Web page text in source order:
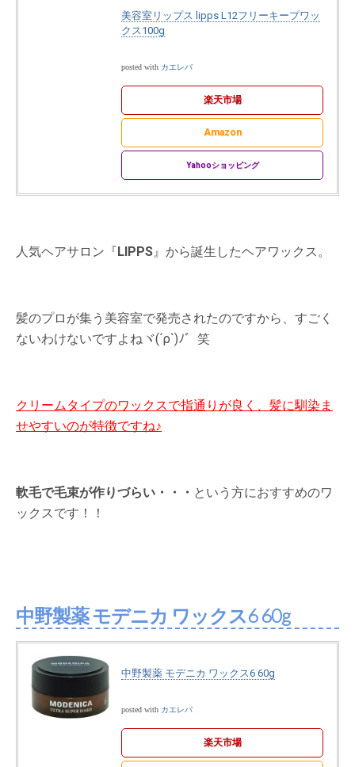
美容室リップス lipps L12フリーキープワッ
クス100g
posted with カエレバ
楽天市場
Amazon
Yahooショッピング
人気ヘアサロン『LIPPS』から誕生したヘアワックス。
髪のプロが集う美容室で発売されたのですから、すごく
ないわけないですよねヾ(´ρ`)ﾉ゛笑
クリームタイプのワックスで指通りが良く、髪に馴染ま
せやすいのが特徴ですね♪
軟毛で毛束が作りづらい・・・ という方におすすめのワ
ックスです！！
中野製薬 モデニカ ワックス6 60g
中野製薬 モデニカ ワックス6 60g
posted with カエレバ
楽天市場